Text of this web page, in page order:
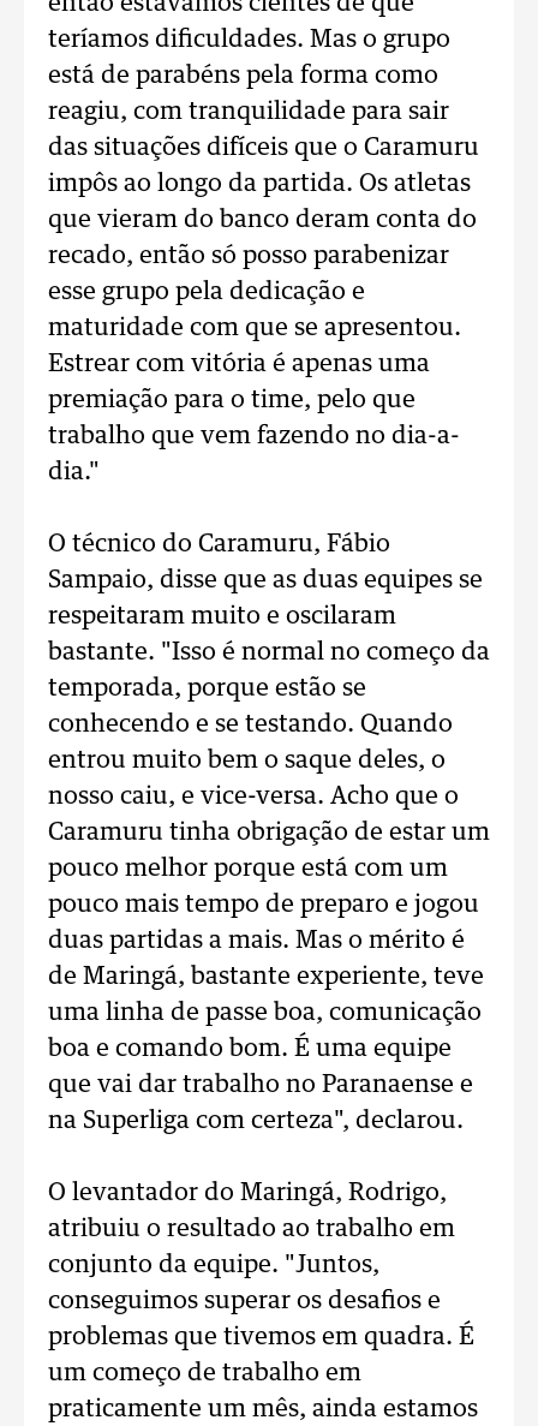
teríamos dificuldades. Mas o grupo
está de parabéns pela forma como
reagiu, com tranquilidade para sair
das situações difíceis que o Caramuru
impôs ao longo da partida. Os atletas
que vieram do banco deram conta do
recado, então só posso parabenizar
esse grupo pela dedicação e
maturidade com que se apresentou.
Estrear com vitória é apenas uma
premiação para o time, pelo que
trabalho que vem fazendo no dia-a-
dia."
O técnico do Caramuru, Fábio
Sampaio, disse que as duas equipes se
respeitaram muito e oscilaram
bastante. "Isso é normal no começo da
temporada, porque estão se
conhecendo e se testando. Quando
entrou muito bem o saque deles, o
nosso caiu, e vice-versa. Acho que o
Caramuru tinha obrigação de estar um
pouco melhor porque está com um
pouco mais tempo de preparo e jogou
duas partidas a mais. Mas o mérito é
de Maringá, bastante experiente, teve
uma linha de passe boa, comunicação
boa e comando bom. É uma equipe
que vai dar trabalho no Paranaense e
na Superliga com certeza", declarou.
O levantador do Maringá, Rodrigo,
atribuiu o resultado ao trabalho em
conjunto da equipe. "Juntos,
conseguimos superar os desafios e
problemas que tivemos em quadra. É
um começo de trabalho em
praticamente um mês, ainda estamos